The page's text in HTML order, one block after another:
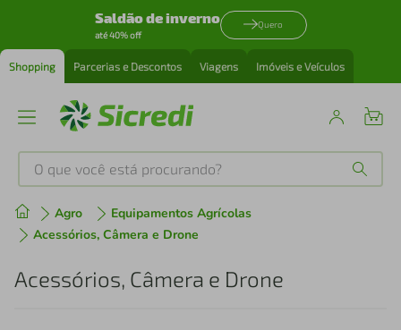
Saldão de inverno
até 40% off
Quero
Shopping Parcerias e Descontos Viagens Imóveis e Veículos
O que você está procurando?
Agro
Equipamentos Agrícolas
Acessórios, Câmera e Drone
Acessórios, Câmera e Drone
Produtos mais buscados